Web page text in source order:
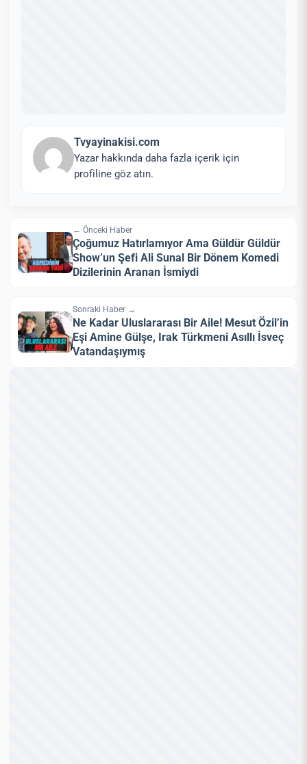
Tvyayinakisi.com
Yazar hakkında daha fazla içerik için
profiline göz atın.
← Önceki Haber
Çoğumuz Hatırlamıyor Ama Güldür Güldür
Show’un Şefi Ali Sunal Bir Dönem Komedi
Dizilerinin Aranan İsmiydi
Sonraki Haber →
Ne Kadar Uluslararası Bir Aile! Mesut Özil’in
Eşi Amine Gülşe, Irak Türkmeni Asıllı İsveç
Vatandaşıymış